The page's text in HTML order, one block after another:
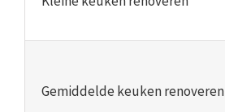
Gemiddelde keuken renoveren